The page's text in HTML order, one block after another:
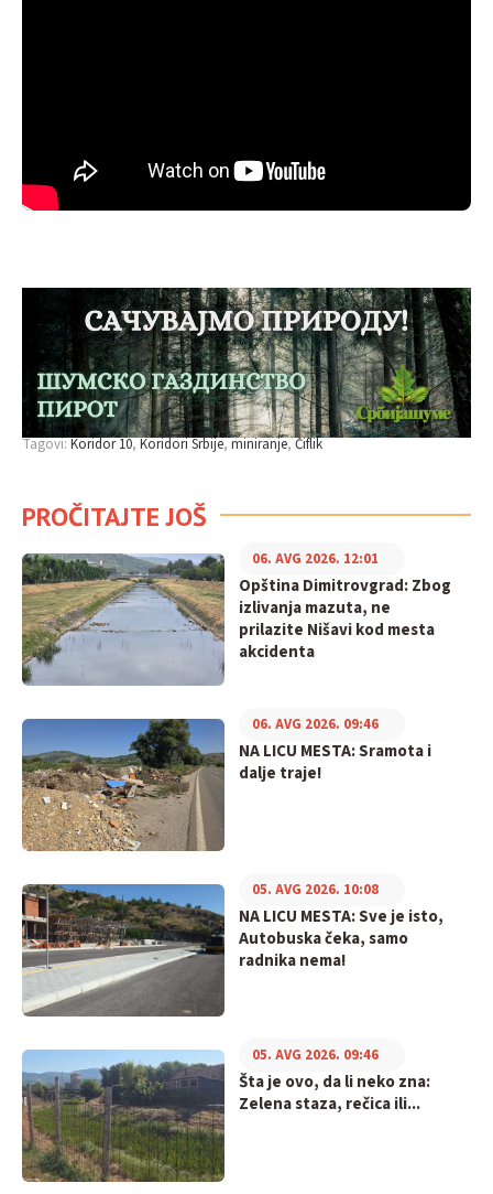
Tagovi:Koridor 10 Koridori Srbije miniranje Čiflik
PROČITAJTE JOŠ
Opština Dimitrovgrad: Zbog
izlivanja mazuta, ne
prilazite Nišavi kod mesta
akcidenta
06. AVG 2026. 12:01
NA LICU MESTA: Sramota i
dalje traje!
06. AVG 2026. 09:46
NA LICU MESTA: Sve je isto,
Autobuska čeka, samo
radnika nema!
05. AVG 2026. 10:08
Šta je ovo, da li neko zna:
Zelena staza, rečica ili...
05. AVG 2026. 09:46